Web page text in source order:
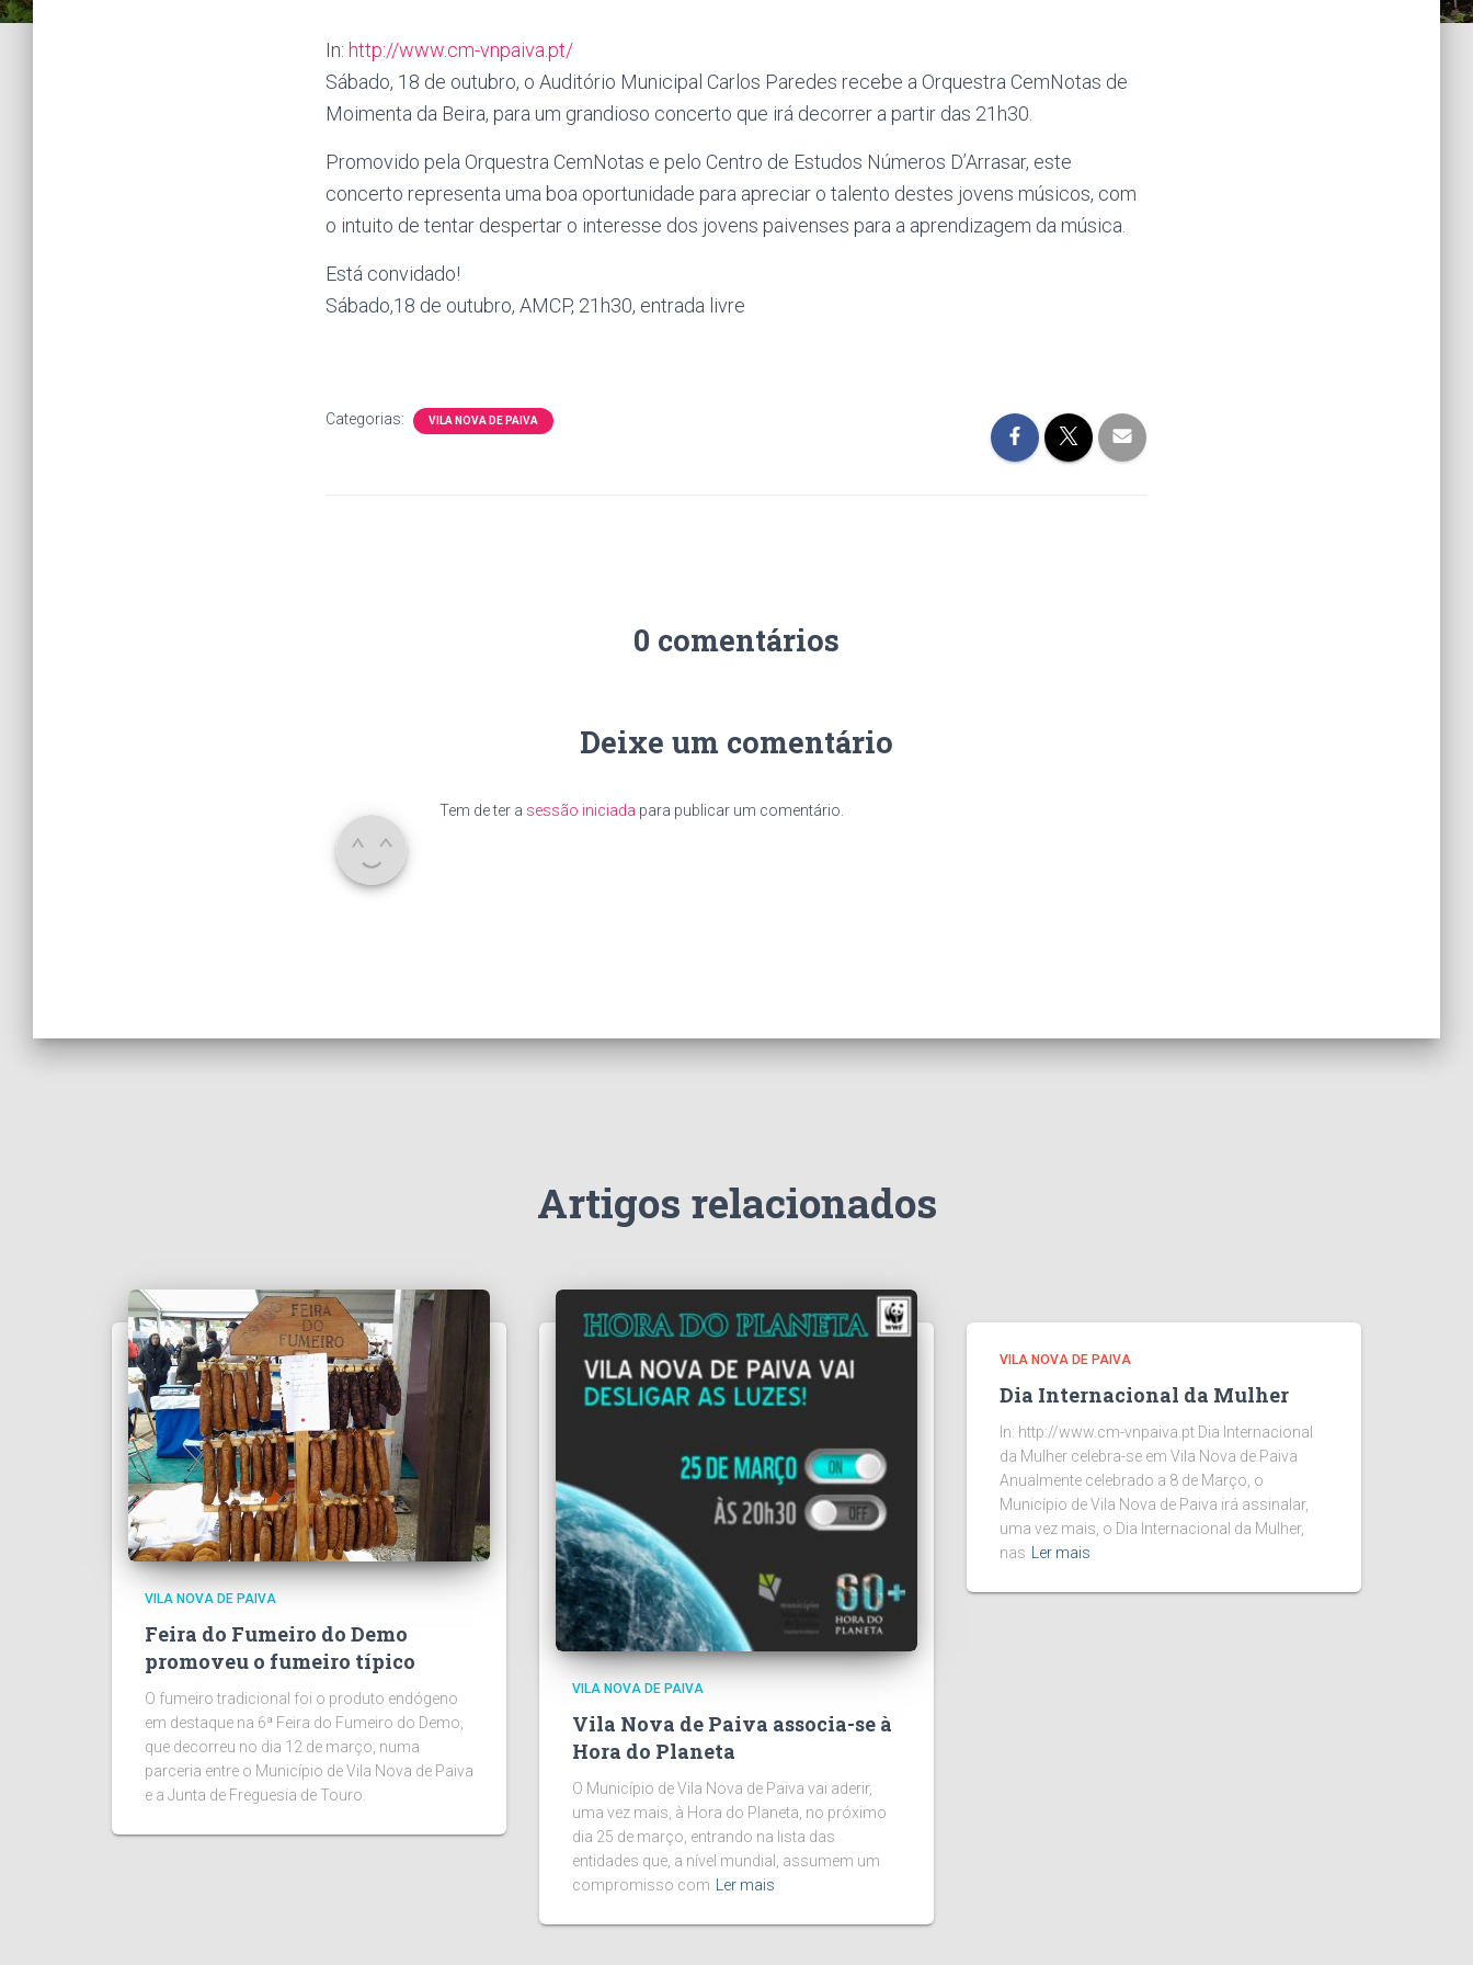
In: http://www.cm-vnpaiva.pt/
Sábado, 18 de outubro, o Auditório Municipal Carlos Paredes recebe a Orquestra CemNotas de
Moimenta da Beira, para um grandioso concerto que irá decorrer a partir das 21h30.
Promovido pela Orquestra CemNotas e pelo Centro de Estudos Números D’Arrasar, este
concerto representa uma boa oportunidade para apreciar o talento destes jovens músicos, com
o intuito de tentar despertar o interesse dos jovens paivenses para a aprendizagem da música.
Está convidado!
Sábado,18 de outubro, AMCP, 21h30, entrada livre
Categorias: VILA NOVA DE PAIVA
0 comentários
Deixe um comentário
Tem de ter a sessão iniciada para publicar um comentário.
Artigos relacionados
VILA NOVA DE PAIVA
Feira do Fumeiro do Demo
promoveu o fumeiro típico
O fumeiro tradicional foi o produto endógeno
em destaque na 6ª Feira do Fumeiro do Demo,
que decorreu no dia 12 de março, numa
parceria entre o Município de Vila Nova de Paiva
e a Junta de Freguesia de Touro.
VILA NOVA DE PAIVA
Vila Nova de Paiva associa-se à
Hora do Planeta
O Município de Vila Nova de Paiva vai aderir,
uma vez mais, à Hora do Planeta, no próximo
dia 25 de março, entrando na lista das
entidades que, a nível mundial, assumem um
compromisso com
Ler mais
VILA NOVA DE PAIVA
Dia Internacional da Mulher
In: http://www.cm-vnpaiva.pt Dia Internacional
da Mulher celebra-se em Vila Nova de Paiva
Anualmente celebrado a 8 de Março, o
Município de Vila Nova de Paiva irá assinalar,
uma vez mais, o Dia Internacional da Mulher,
nas
Ler mais